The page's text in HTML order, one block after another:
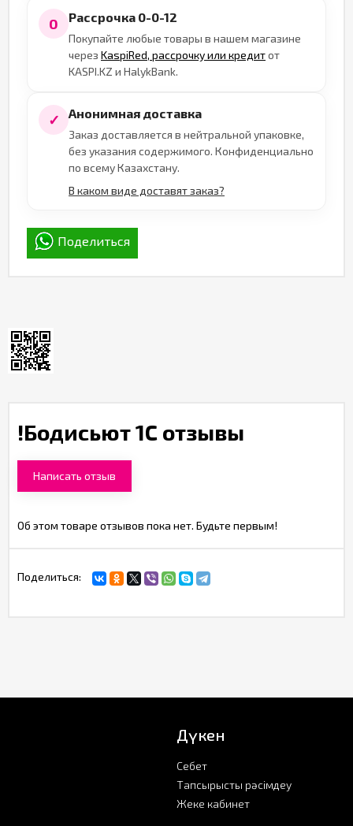
0 Рассрочка 0-0-12
Покупайте любые товары в нашем магазине
через KaspiRed, рассрочку или кредитот
KASPI.KZ и HalykBank.
✓ Анонимная доставка
Заказ доставляется в нейтральной упаковке,
без указания содержимого. Конфиденциально
по всему Казахстану.
В каком виде доставят заказ?
Поделиться
!Бодисьют 1С отзывы
Написать отзыв
Об этом товаре отзывов пока нет. Будьте первым!
Поделиться:
Дүкен
Себет
Тапсырысты рәсімдеу
Жеке кабинет